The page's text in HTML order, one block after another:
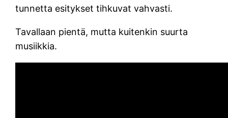
tunnetta esitykset tihkuvat vahvasti.
Tavallaan pientä, mutta kuitenkin suurta
musiikkia.